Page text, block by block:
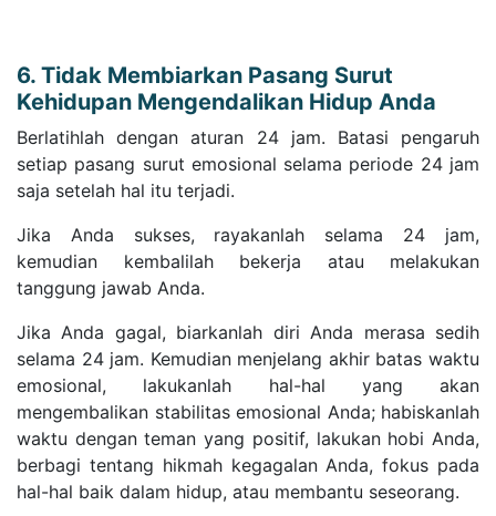
6. Tidak Membiarkan Pasang Surut
Kehidupan Mengendalikan Hidup Anda
Berlatihlah dengan aturan 24 jam. Batasi pengaruh
setiap pasang surut emosional selama periode 24 jam
saja setelah hal itu terjadi.
Jika Anda sukses, rayakanlah selama 24 jam,
kemudian kembalilah bekerja atau melakukan
tanggung jawab Anda.
Jika Anda gagal, biarkanlah diri Anda merasa sedih
selama 24 jam. Kemudian menjelang akhir batas waktu
emosional, lakukanlah hal-hal yang akan
mengembalikan stabilitas emosional Anda; habiskanlah
waktu dengan teman yang positif, lakukan hobi Anda,
berbagi tentang hikmah kegagalan Anda, fokus pada
hal-hal baik dalam hidup, atau membantu seseorang.